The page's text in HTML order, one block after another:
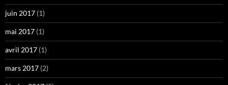
juin 2017 (1)
mai 2017 (1)
avril 2017 (1)
mars 2017 (2)